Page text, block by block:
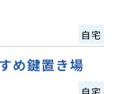
自宅
め鍵置き場
自宅